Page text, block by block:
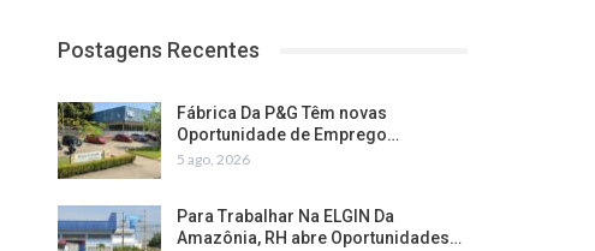
Postagens Recentes
Fábrica Da P&G Têm novas
Oportunidade de Emprego…
5 ago, 2026
Para Trabalhar Na ELGIN Da
Amazônia, RH abre Oportunidades…